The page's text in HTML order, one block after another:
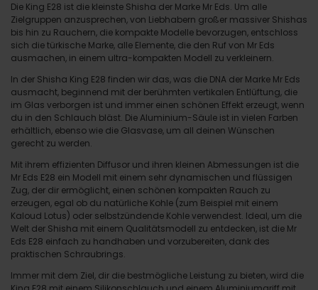
Die King E28 ist die kleinste Shisha der Marke Mr Eds. Um alle
Zielgruppen anzusprechen, von Liebhabern großer massiver Shishas
bis hin zu Rauchern, die kompakte Modelle bevorzugen, entschloss
sich die türkische Marke, alle Elemente, die den Ruf von Mr Eds
ausmachen, in einem ultra-kompakten Modell zu verkleinern.
In der Shisha King E28 finden wir das, was die DNA der Marke Mr Eds
ausmacht, beginnend mit der berühmten vertikalen Entlüftung, die
im Glas verborgen ist und immer einen schönen Effekt erzeugt, wenn
du in den Schlauch bläst. Die Aluminium-Säule ist in vielen Farben
erhältlich, ebenso wie die Glasvase, um all deinen Wünschen
gerecht zu werden.
Mit ihrem effizienten Diffusor und ihren kleinen Abmessungen ist die
Mr Eds E28 ein Modell mit einem sehr dynamischen und flüssigen
Zug, der dir ermöglicht, einen schönen kompakten Rauch zu
erzeugen, egal ob du natürliche Kohle (zum Beispiel mit einem
Kaloud Lotus) oder selbstzündende Kohle verwendest. Ideal, um die
Welt der Shisha mit einem Qualitätsmodell zu entdecken, ist die Mr
Eds E28 einfach zu handhaben und vorzubereiten, dank des
praktischen Schraubrings.
Immer mit dem Ziel, dir die bestmögliche Leistung zu bieten, wird die